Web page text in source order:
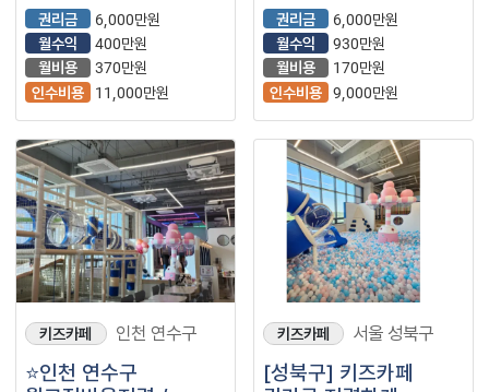
양도양수/ 70평/
어린이집, 대단지아파트
인근⭐️
권리금
6,000만원
월수익
400만원
월비용
370만원
인수비용
11,000만원
양도양수 창업 매물
(무인/부업/키카/투잡)
권리금
6,000만원
월수익
930만원
월비용
170만원
인수비용 9,000만원
키즈카페 인천 연수구
⭐인천 연수구
키즈카페 서울 성북구
[성북구] 키즈카페